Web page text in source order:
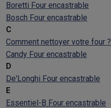
Boretti Four encastrable
Bosch Four encastrable
C
Comment nettoyer votre four ?
Candy Four encastrable
D
De'Longhi Four encastrable
E
Essentiel-B Four encastrable